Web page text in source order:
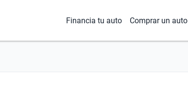
Financia tu auto Comprar un auto